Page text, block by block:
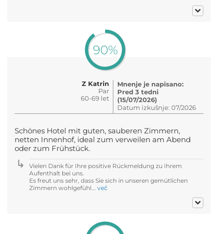
90%
Z Katrin
Par
60-69 let
Mnenje je napisano:
Pred 3 tedni
(15/07/2026)
Datum izkušnje: 07/2026
Schönes Hotel mit guten, sauberen Zimmern,
netten Innenhof, ideal zum verweilen am Abend
oder zum Frühstück.
Vielen Dank für Ihre positive Rückmeldung zu Ihrem
Aufenthalt bei uns.
Es freut uns sehr, dass Sie sich in unseren gemütlichen
Zimmern wohlgefühl... več